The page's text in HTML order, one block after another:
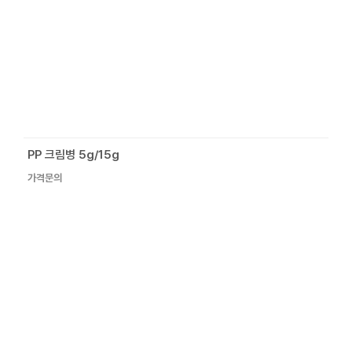
PP 크림병 5g/15g
가격문의